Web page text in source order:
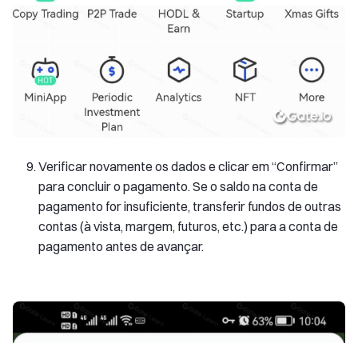
Verificar novamente os dados e clicar em “Confirmar”
para concluir o pagamento. Se o saldo na conta de
pagamento for insuficiente, transferir fundos de outras
contas (à vista, margem, futuros, etc.) para a conta de
pagamento antes de avançar.